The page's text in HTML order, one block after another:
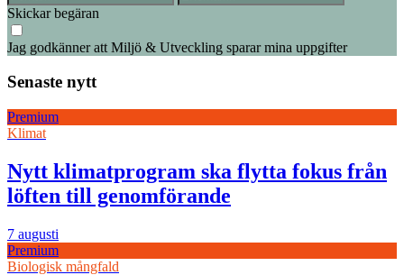
Skickar begäran
Jag godkänner att Miljö & Utveckling sparar mina uppgifter
Senaste nytt
Premium
Klimat
Nytt klimatprogram ska flytta fokus från
löften till genomförande
7 augusti
Premium
Biologisk mångfald